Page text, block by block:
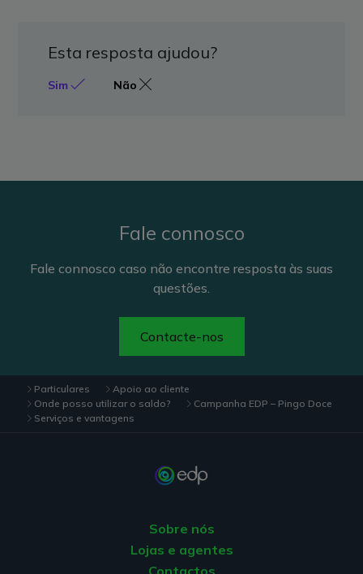
Esta resposta ajudou?
Sim Não
Fale connosco
Fale connosco caso não encontre resposta às suas
questões.
Contacte-nos
Particulares
Apoio ao cliente
Onde posso utilizar o saldo?
Campanha EDP – Pingo Doce
Serviços e vantagens
Sobre nós
Lojas e agentes